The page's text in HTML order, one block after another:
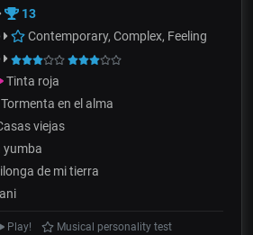
13
Contemporary, Complex, Feeling
Tinta roja
Tormenta en el alma
viejas
yumba
de mi tierra
Play!
Musical personality test